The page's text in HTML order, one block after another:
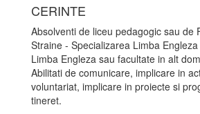
CERINTE
Absolventi de liceu pedagogic sau de
Straine - Specializarea Limba
Limba Engleza sau facultate in alt
Abilitati de comunicare, implicare in
voluntariat, implicare in proiecte si
tineret.